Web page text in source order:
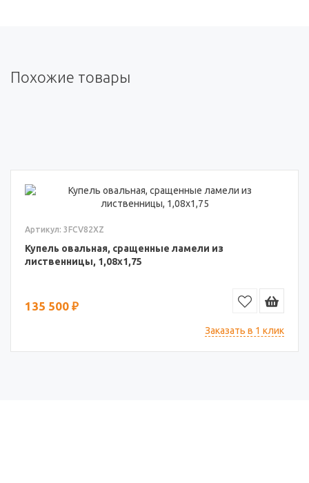
Похожие товары
Артикул: 3FCV82XZ
Купель овальная, сращенные ламели из
лиственницы, 1,08х1,75
135 500 ₽
Заказать в 1 клик